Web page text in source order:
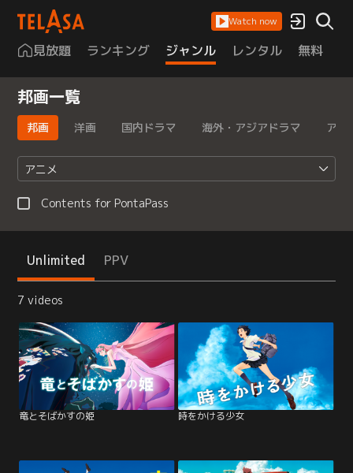
Watch now
見放題 ランキング ジャンル レンタル 無料
邦画一覧
邦画 洋画 国内ドラマ 海外・アジアドラマ アニ
アニメ
Contents for PontaPass
Unlimited PPV
7 videos
竜とそばかすの姫 時をかける少女